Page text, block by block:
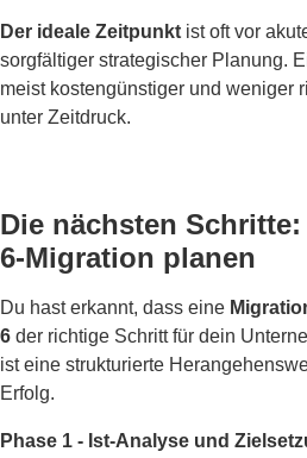
Der ideale Zeitpunkt ist oft vor
sorgfältiger strategischer Planung.
meist kostengünstiger und weniger
unter Zeitdruck.
Die nächsten
6-Migration planen
Du hast erkannt, dass eine
6 der richtige Schritt für dein
ist eine strukturierte
Erfolg.
Phase 1 - Ist-Analyse und